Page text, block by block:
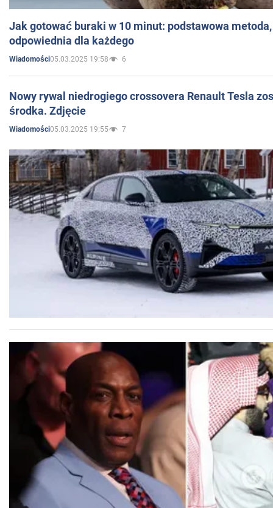
Jak gotować buraki w 10 minut: podstawowa
odpowiednia dla każdego
Wiadomości05.03.2025 19:58 6
Nowy rywal niedrogiego crossovera Renault Tesla
środka. Zdjęcie
Wiadomości05.03.2025 19:55 7